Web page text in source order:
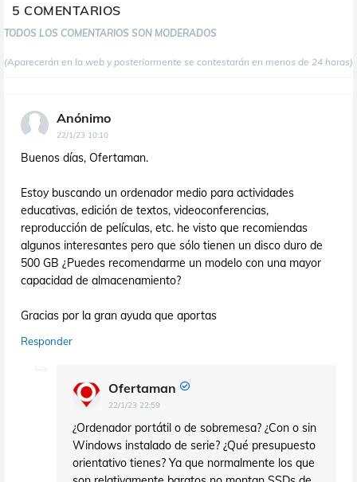
5 COMENTARIOS
TODOS LOS COMENTARIOS SON MODERADOS
(Aparecerán en la web y posteriormente se contestarán en menos de 24 horas)
Anónimo
22/1/23 10:10
Buenos días, Ofertaman.
Estoy buscando un ordenador medio para actividades
educativas, edición de textos, videoconferencias,
reproducción de películas, etc. he visto que recomiendas
algunos interesantes pero que sólo tienen un disco duro de
500 GB ¿Puedes recomendarme un modelo con una mayor
capacidad de almacenamiento?
Gracias por la gran ayuda que aportas
Responder
Ofertaman
22/1/23 22:59
¿Ordenador portátil o de sobremesa? ¿Con o sin
Windows instalado de serie? ¿Qué presupuesto
orientativo tienes? Ya que normalmente los que